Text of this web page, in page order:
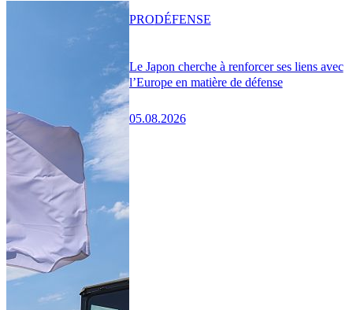
Le Japon cherche à renforcer ses liens avec
l’Europe en matière de défense
05.08.2026
PRODÉFENSE